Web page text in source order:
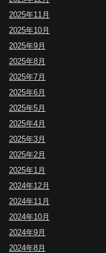
2025年11月
2025年10月
2025年9月
2025年8月
2025年7月
2025年6月
2025年5月
2025年4月
2025年3月
2025年2月
2025年1月
2024年12月
2024年11月
2024年10月
2024年9月
2024年8月